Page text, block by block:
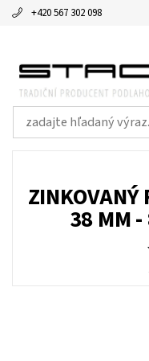
+420 567 302 098
38 MM